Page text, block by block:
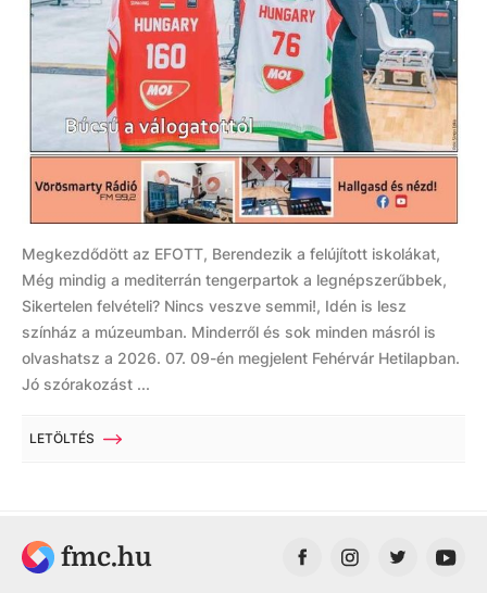
Megkezdődött az EFOTT, Berendezik a felújított iskolákat,
Még mindig a mediterrán tengerpartok a legnépszerűbbek,
Sikertelen felvételi? Nincs veszve semmi!, Idén is lesz
színház a múzeumban. Minderről és sok minden másról is
olvashatsz a 2026. 07. 09-én megjelent Fehérvár Hetilapban.
Jó szórakozást ...
LETÖLTÉS
fmc.hu